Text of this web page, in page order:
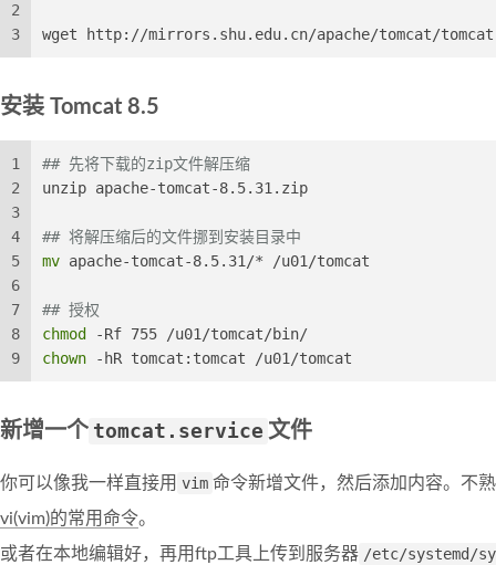
2
3
wget http://mirrors.shu.edu.cn/apache/tomcat/
安装 Tomcat 8.5
1
2
3
4
5
6
7
8
9
## 先将下载的zip文件解压缩
unzip apache-tomcat-8.5.31.zip
## 将解压缩后的文件挪到安装目录中
mv apache-tomcat-8.5.31/* /u01/tomcat
## 授权
chmod
-Rf 755 /u01/tomcat/bin/
chown -hR tomcat:tomcat /u01/tomcat
新增一个 tomcat.service 文件
你可以像我一样直接用 vim 命令新增文件，然后添加内容。不
vi(vim)的常用命令。
或者在本地编辑好，再用ftp工具上传到服务器 /etc/systemd/